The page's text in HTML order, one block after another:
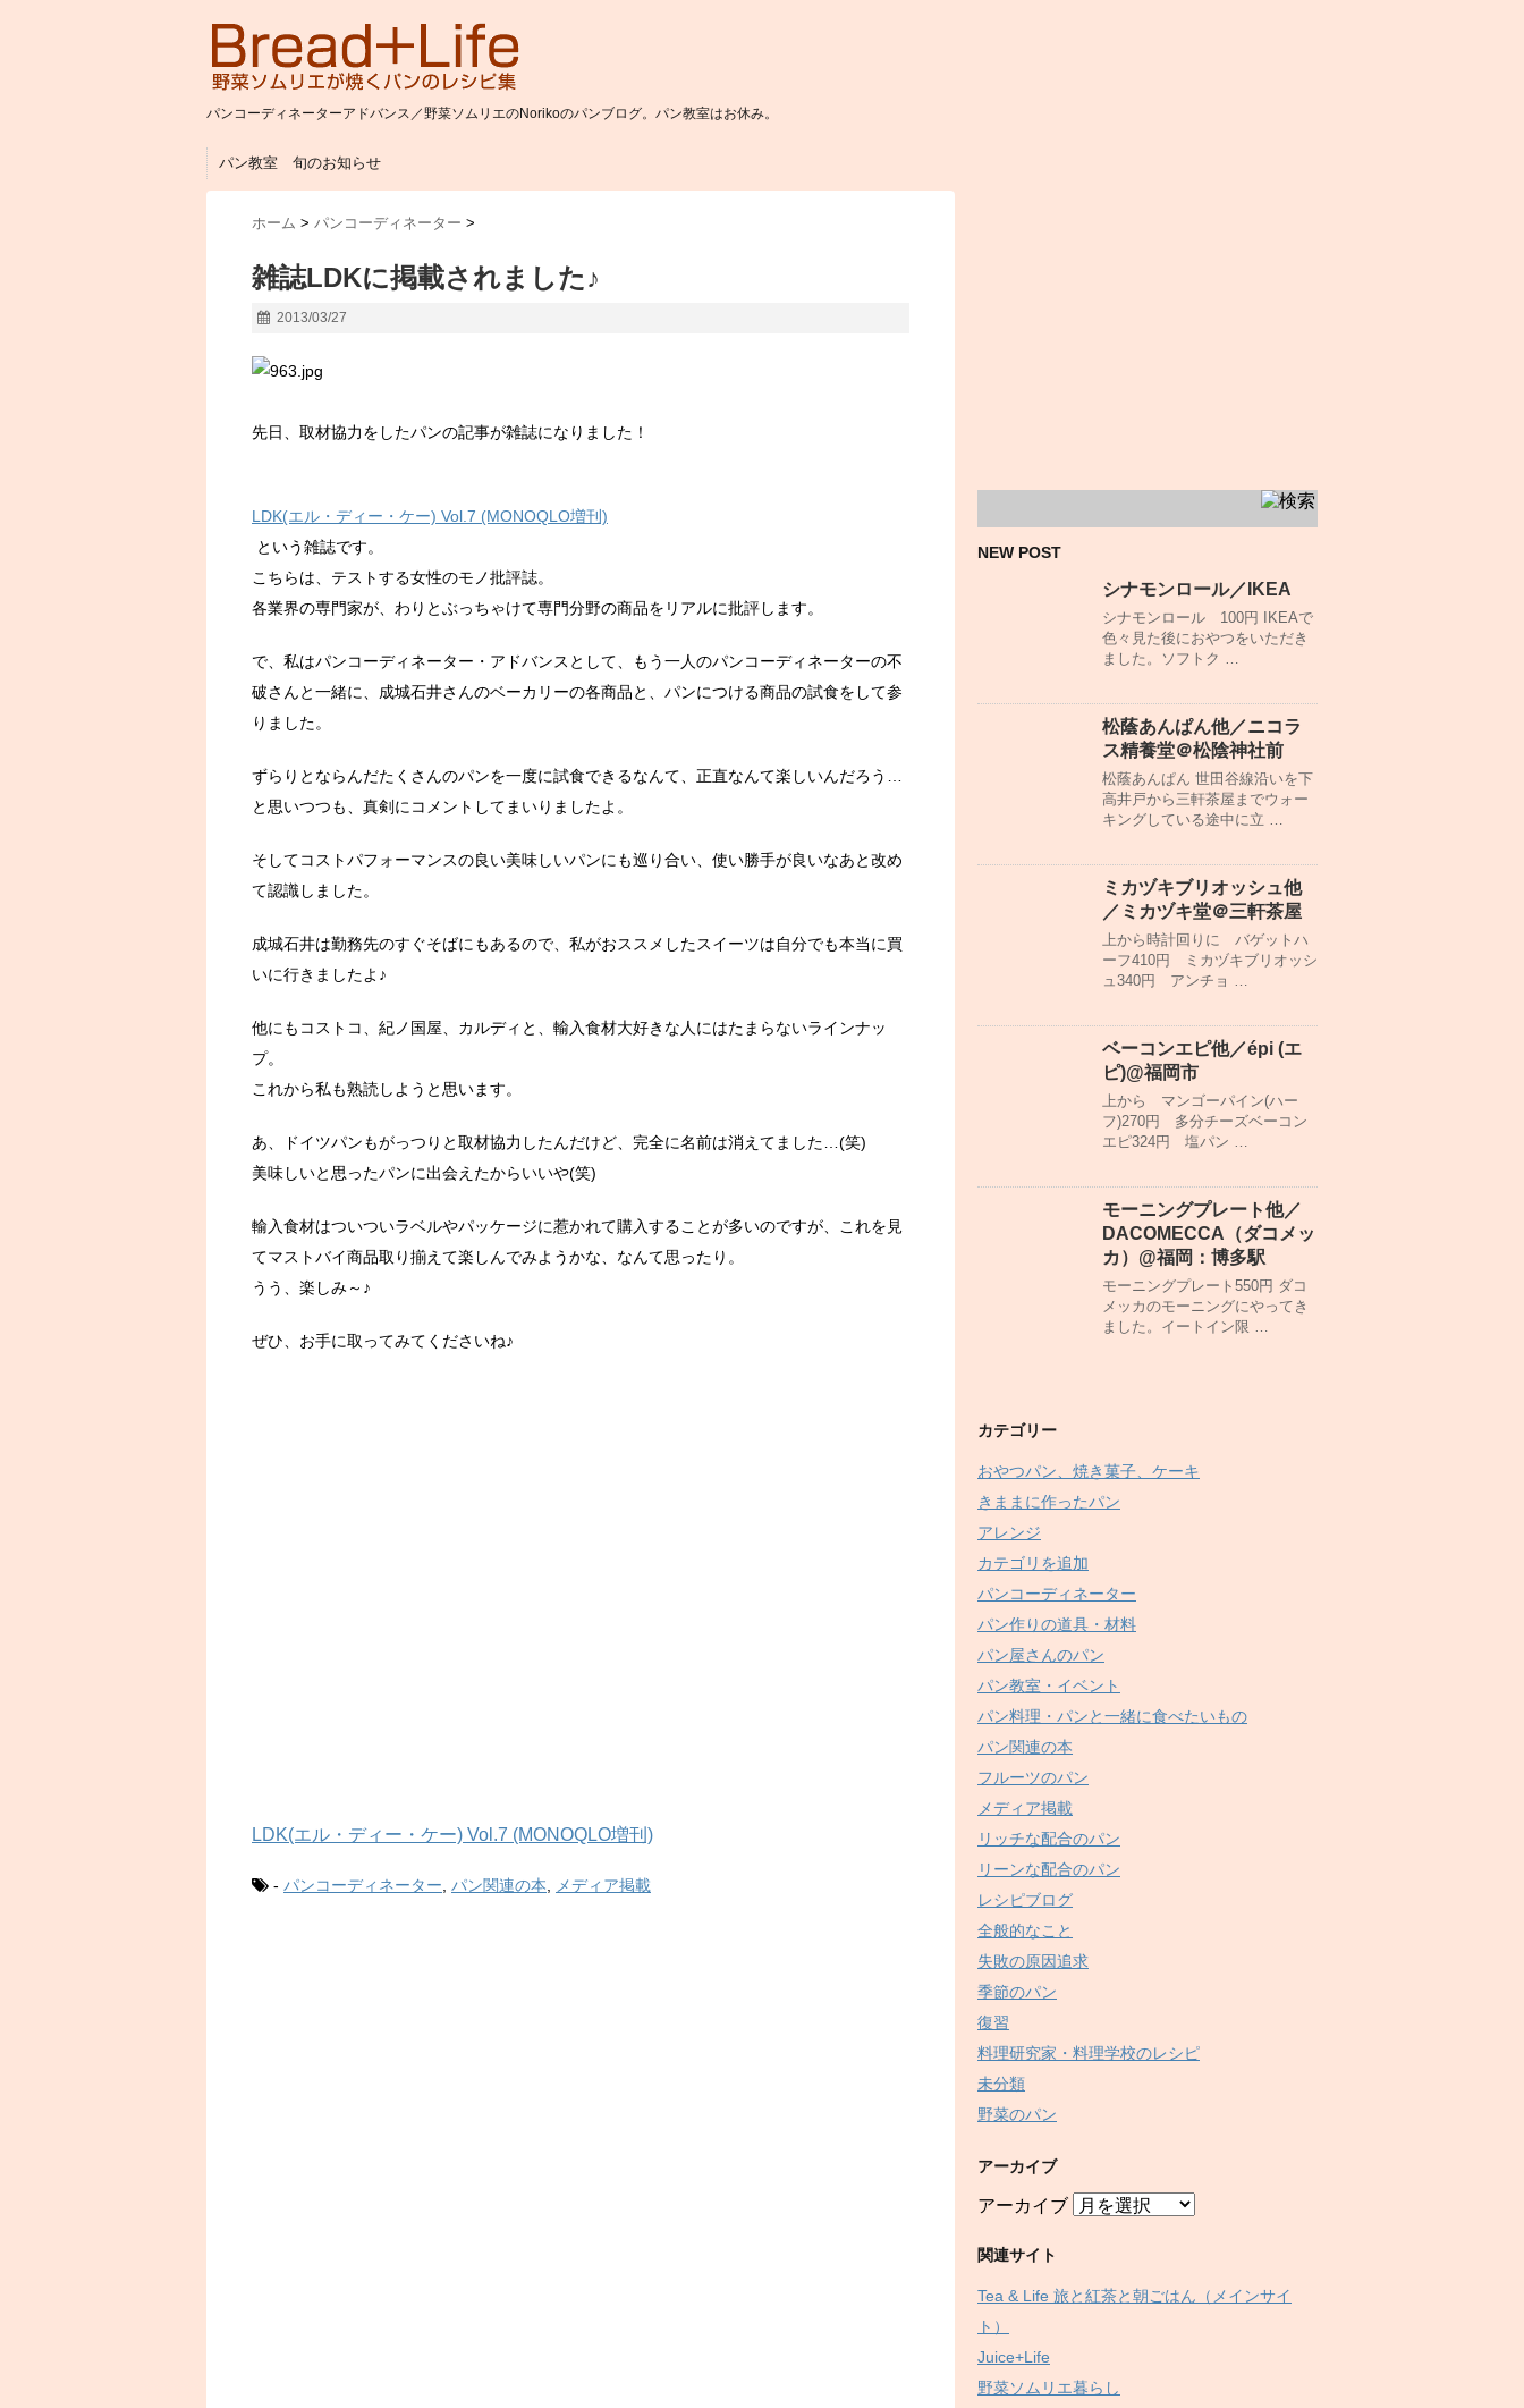
パンコーディネーターアドバンス／野菜ソムリエのNorikoのパンブログ。パン教室はお休み。
パン教室 旬のお知らせ
ホーム > パンコーディネーター >
雑誌LDKに掲載されました♪
2013/03/27
先日、取材協力をしたパンの記事が雑誌になりました！
LDK(エル・ディー・ケー) Vol.7 (MONOQLO増刊)
という雑誌です。
こちらは、テストする女性のモノ批評誌。
各業界の専門家が、わりとぶっちゃけて専門分野の商品をリアルに批評します。
で、私はパンコーディネーター・アドバンスとして、もう一人のパンコーディネーターの不
破さんと一緒に、成城石井さんのベーカリーの各商品と、パンにつける商品の試食をして参
りました。
ずらりとならんだたくさんのパンを一度に試食できるなんて、正直なんて楽しいんだろう…
と思いつつも、真剣にコメントしてまいりましたよ。
そしてコストパフォーマンスの良い美味しいパンにも巡り合い、使い勝手が良いなあと改め
て認識しました。
成城石井は勤務先のすぐそばにもあるので、私がおススメしたスイーツは自分でも本当に買
いに行きましたよ♪
他にもコストコ、紀ノ国屋、カルディと、輸入食材大好きな人にはたまらないラインナッ
プ。
これから私も熟読しようと思います。
あ、ドイツパンもがっつりと取材協力したんだけど、完全に名前は消えてました…(笑)
美味しいと思ったパンに出会えたからいいや(笑)
輸入食材はついついラベルやパッケージに惹かれて購入することが多いのですが、これを見
てマストバイ商品取り揃えて楽しんでみようかな、なんて思ったり。
うう、楽しみ～♪
ぜひ、お手に取ってみてくださいね♪
LDK(エル・ディー・ケー) Vol.7 (MONOQLO増刊)
- パンコーディネーター, パン関連の本, メディア掲載
NEW POST
シナモンロール／IKEA
シナモンロール 100円 IKEAで
色々見た後におやつをいただき
ました。ソフトク …
松蔭あんぱん他／ニコラ
ス精養堂＠松陰神社前
松蔭あんぱん 世田谷線沿いを下
高井戸から三軒茶屋までウォー
キングしている途中に立 …
ミカヅキブリオッシュ他
／ミカヅキ堂＠三軒茶屋
上から時計回りに バゲットハ
ーフ410円 ミカヅキブリオッシ
ュ340円 アンチョ …
ベーコンエピ他／épi (エ
ピ)@福岡市
上から マンゴーパイン(ハー
フ)270円 多分チーズベーコン
エピ324円 塩パン …
モーニングプレート他／
DACOMECCA（ダコメッ
カ）@福岡：博多駅
モーニングプレート550円 ダコ
メッカのモーニングにやってき
ました。イートイン限 …
カテゴリー
おやつパン、焼き菓子、ケーキ
きままに作ったパン
アレンジ
カテゴリを追加
パンコーディネーター
パン作りの道具・材料
パン屋さんのパン
パン教室・イベント
パン料理・パンと一緒に食べたいもの
パン関連の本
フルーツのパン
メディア掲載
リッチな配合のパン
リーンな配合のパン
レシピブログ
全般的なこと
失敗の原因追求
季節のパン
復習
料理研究家・料理学校のレシピ
未分類
野菜のパン
アーカイブ
アーカイブ
関連サイト
Tea & Life 旅と紅茶と朝ごはん（メインサイ
ト）
Juice+Life
野菜ソムリエ暮らし